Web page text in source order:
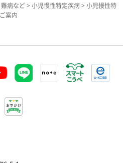
難病など > 小児慢性特定疾病> 小児慢性特
案内